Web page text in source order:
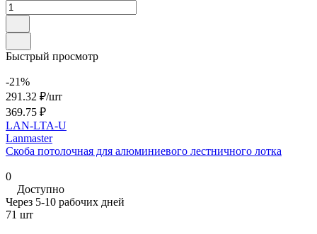
Быстрый просмотр
-21%
291.32 ₽/шт
369.75 ₽
LAN-LTA-U
Lanmaster
Скоба потолочная для алюминиевого лестничного лотка
0
Доступно
Через 5-10 рабочих дней
71 шт